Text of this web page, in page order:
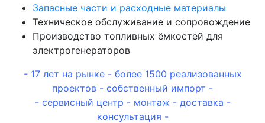
Запасные части и расходные материалы
Техническое обслуживание и сопровождение
Производство топливных ёмкостей для
электрогенераторов
- 17 лет на рынке - более 1500 реализованных
проектов - собственный импорт -
- сервисный центр - монтаж - доставка -
консультация -